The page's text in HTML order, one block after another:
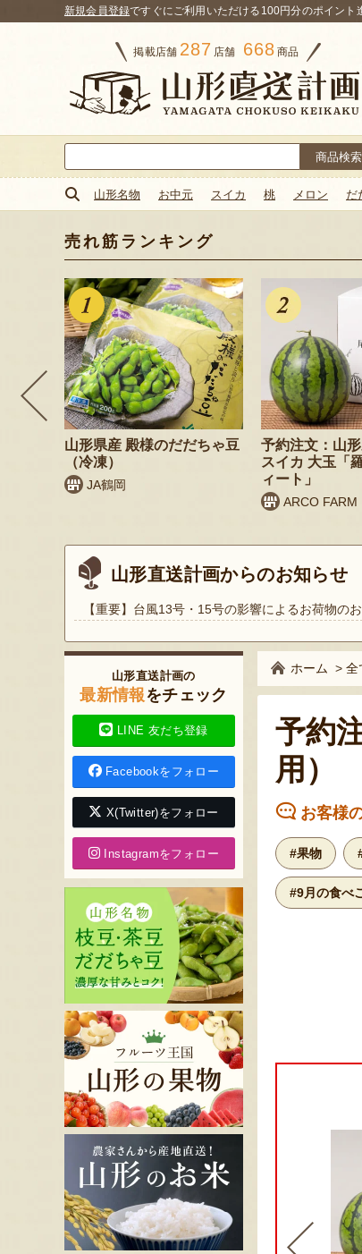
新規会員登録ですぐにご利用いただける100円分のポイント
掲載店舗 287 店舗 668 商品
索:
山形名物 お中元 スイカ 桃 メロン だ
売れ筋ランキング
山形県産 殿様のだだちゃ豆
（冷凍）
JA鶴岡
予約注文：山
スイカ 大玉「
ィート」
ARCO FARM
山形直送計画からのお知らせ
【重要】台風13号・15号の影響によるお荷物の
ホーム > 全
予約
用）
お客様
#果物
#9月の食べ
山形直送計画の
最新情報をチェック
LINE 友だち登録
Facebookをフォロー
X(Twitter)をフォロー
Instagramをフォロー